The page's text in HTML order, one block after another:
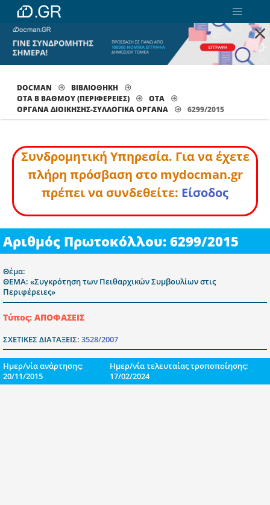
×
DOCMAN
ΒΙΒΛΙΟΘΗΚΗ
ΟΤΑ Β ΒΑΘΜΟΥ (ΠΕΡΙΦΕΡΕΙΕΣ)
ΟΤΑ
ΟΡΓΑΝΑ ΔΙΟΊΚΗΣΗΣ-ΣΥΛΛΟΓΙΚΆ ΌΡΓΑΝΑ
6299/2015
Συνδρομητική Υπηρεσία. Για να έχετε
πλήρη πρόσβαση στο mydocman.gr
πρέπει να συνδεθείτε: Είσοδος
Αριθμός Πρωτοκόλλου: 6299/2015
Θέμα:
ΘΕΜΑ: «Συγκρότηση των Πειθαρχικών Συμβουλίων στις
Περιφέρειες»
Τύπος: ΑΠΟΦΑΣΕΙΣ
ΣΧΕΤΙΚΕΣ ΔΙΑΤΑΞΕΙΣ: 3528/2007
Ημερ/νία ανάρτησης:
20/11/2015
Ημερ/νία τελευταίας τροποποίησης:
17/02/2024